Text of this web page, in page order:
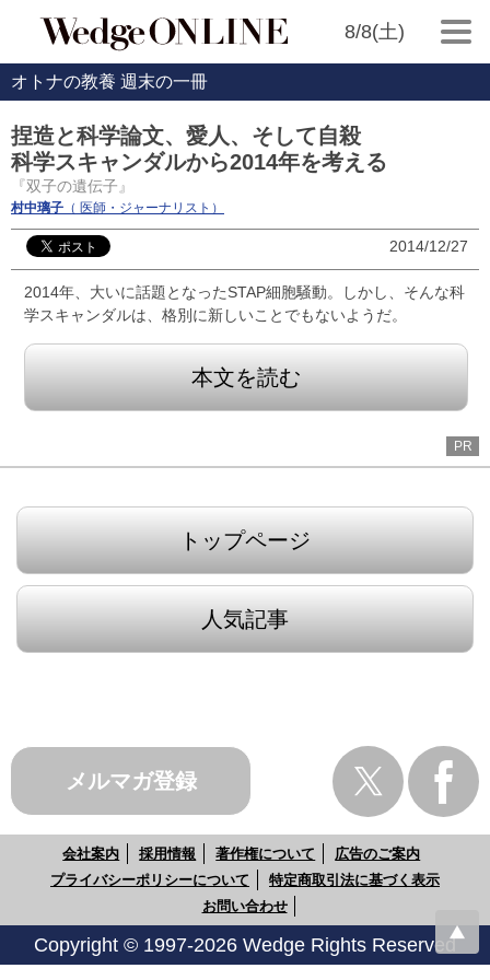
8/8(土)
オトナの教養 週末の一冊
捏造と科学論文、愛人、そして自殺
科学スキャンダルから2014年を考える
『双子の遺伝子』
村中璃子 （ 医師・ジャーナリスト）
2014/12/27
2014年、大いに話題となったSTAP細胞騒動。しかし、そんな科
学スキャンダルは、格別に新しいことでもないようだ。
本文を読む
PR
トップページ
人気記事
メルマガ登録
会社案内 採用情報 著作権について
広告のご案内
プライバシーポリシーについて
特定商取引法に基づく表示
お問い合わせ
Copyright © 1997-2026 Wedge Rights Reserved